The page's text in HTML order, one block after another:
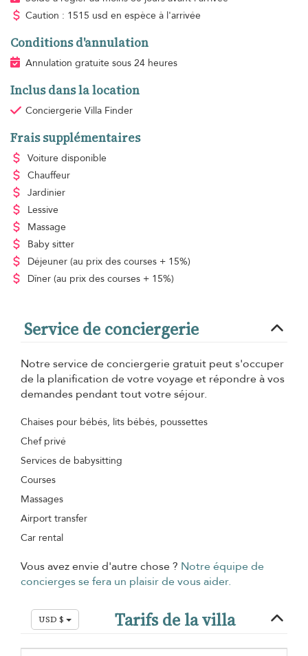
Caution : 1515 usd en espèce à l'arrivée
Conditions d'annulation
Annulation gratuite sous 24 heures
Inclus dans la location
Conciergerie Villa Finder
Frais supplémentaires
Voiture disponible
Chauffeur
Jardinier
Lessive
Massage
Baby sitter
Déjeuner (au prix des courses + 15%)
Dîner (au prix des courses + 15%)
Service de conciergerie
Notre service de conciergerie gratuit peut s'occuper
de la planification de votre voyage et répondre à vos
demandes pendant tout votre séjour.
Chaises pour bébés, lits bébés, poussettes
Chef privé
Services de babysitting
Courses
Massages
Airport transfer
Car rental
Vous avez envie d'autre chose ? Notre équipe de
concierges se fera un plaisir de vous aider.
USD $ Tarifs de la villa